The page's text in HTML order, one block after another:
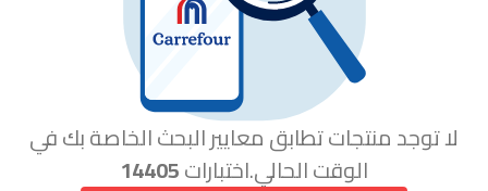
لا توجد منتجات تطابق معايير البحث الخاصة بك في
الوقت الحالي.اختبارات14405